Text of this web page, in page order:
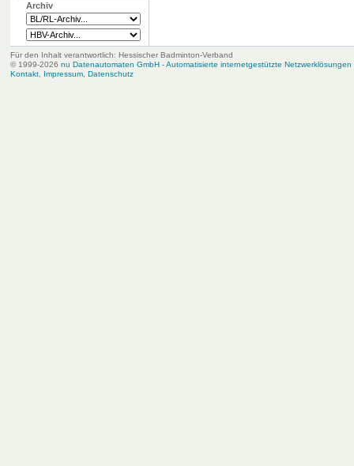
Archiv
Für den Inhalt verantwortlich: Hessischer Badminton-Verband
© 1999-2026 nu Datenautomaten GmbH - Automatisierte internetgestützte Netzwerklösungen
Kontakt, Impressum, Datenschutz